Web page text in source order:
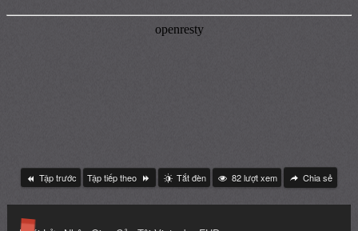
Tập trước Tập tiếp theo Tắt đèn 82lượt xem Chia sẻ